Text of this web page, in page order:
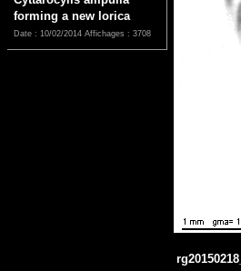
forming a new lorica
Date : 10/02/2014 Affichages : 3708